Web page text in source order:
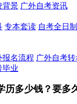
背景 广外自考资讯
专本套读 自考全日制
报名流程 广外自考
毕业
历多少钱？要多